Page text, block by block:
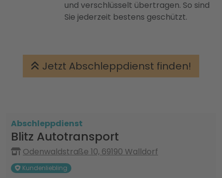
und verschlüsselt übertragen. So sind
Sie jederzeit bestens geschützt.
Jetzt Abschleppdienst finden!
Abschleppdienst
Blitz Autotransport
Odenwaldstraße 10, 69190 Walldorf
Kundenliebling